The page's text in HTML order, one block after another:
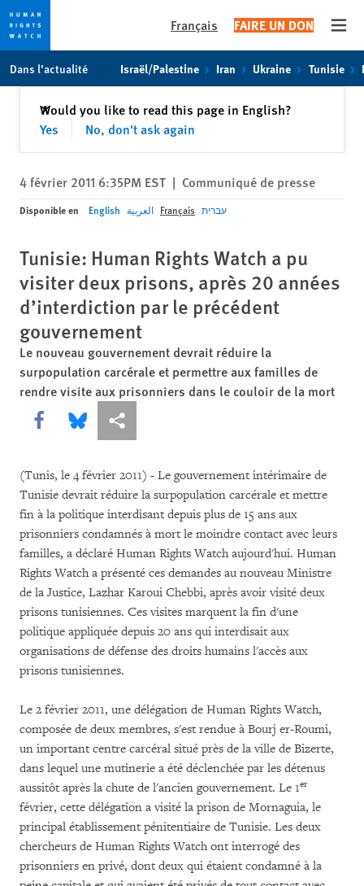
toto
content
Français FAIRE UN DON
Dans l’actualité Israël/Palestine Iran Ukraine Tunisie
Would you like to read this page in English?
Yes
No, don't ask again
✕Fermer
4 février 2011 6:35PM EST | Communiqué de presse
Disponible en English العربية Français עברית
Tunisie: Human Rights Watch a pu
visiter deux prisons, après 20 années
d’interdiction par le précédent
gouvernement
Le nouveau gouvernement devrait réduire la
surpopulation carcérale et permettre aux familles de
rendre visite aux prisonniers dans le couloir de la mort
Share this via Facebook
Share this via Bluesky
Share this via Partagez
(Tunis, le 4 février 2011) - Le gouvernement intérimaire de
Tunisie devrait réduire la surpopulation carcérale et mettre
fin à la politique interdisant depuis plus de 15 ans aux
prisonniers condamnés à mort le moindre contact avec leurs
familles, a déclaré Human Rights Watch aujourd'hui. Human
Rights Watch a présenté ces demandes au nouveau Ministre
de la Justice, Lazhar Karoui Chebbi, après avoir visité deux
prisons tunisiennes. Ces visites marquent la fin d'une
politique appliquée depuis 20 ans qui interdisait aux
organisations de défense des droits humains l'accès aux
prisons tunisiennes.
Le 2 février 2011, une délégation de Human Rights Watch,
composée de deux membres, s'est rendue à Bourj er-Roumi,
un important centre carcéral situé près de la ville de Bizerte,
dans lequel une mutinerie a été déclenchée par les détenus
aussitôt après la chute de l'ancien gouvernement. Le 1er
février, cette délégation a visité la prison de Mornaguia, le
principal établissement pénitentiaire de Tunisie. Les deux
chercheurs de Human Rights Watch ont interrogé des
prisonniers en privé, dont deux qui étaient condamné à la